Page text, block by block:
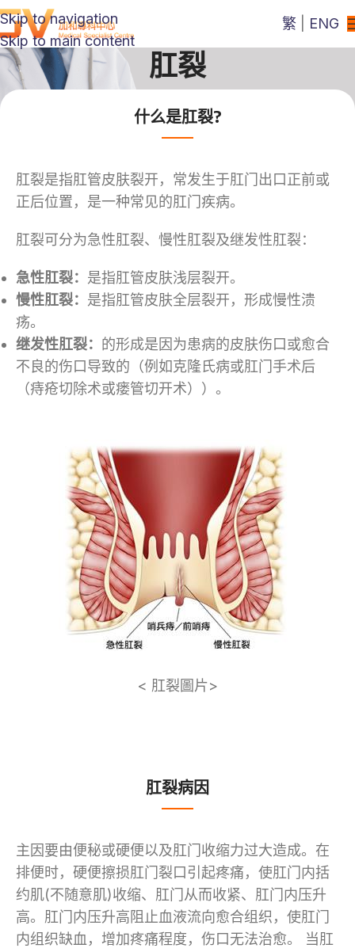
Skip to navigation
Skip to main content
繁 ENG
肛裂
< 肛裂圖片>
什么是肛裂?
肛裂是指肛管皮肤裂开，常发生于肛门出口正前或
正后位置，是一种常见的肛门疾病。
肛裂可分为急性肛裂、慢性肛裂及继发性肛裂：
急性肛裂： 是指肛管皮肤浅层裂开。
慢性肛裂： 是指肛管皮肤全层裂开，形成慢性溃
疡。
继发性肛裂： 的形成是因为患病的皮肤伤口或愈合
不良的伤口导致的（例如克隆氏病或肛门手术后
（痔疮切除术或瘘管切开术））。
肛裂病因
主因要由便秘或硬便以及肛门收缩力过大造成。在
排便时，硬便擦损肛门裂口引起疼痛，使肛门内括
约肌(不随意肌)收缩、肛门从而收紧、肛门内压升
高。肛门内压升高阻止血液流向愈合组织，使肛门
内组织缺血，增加疼痛程度，伤口无法治愈。 当肛